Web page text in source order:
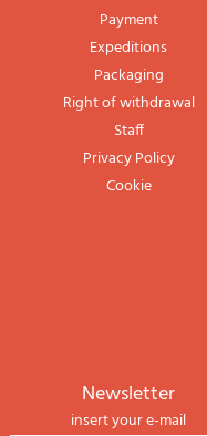
Payment
Expeditions
Packaging
Right of withdrawal
Staff
Privacy Policy
Cookie
newsletter
insert your e-mail